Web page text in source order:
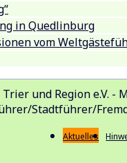
in Quedlinburg
vom
und Region e.V. -
Stadtführer/
Aktuelles